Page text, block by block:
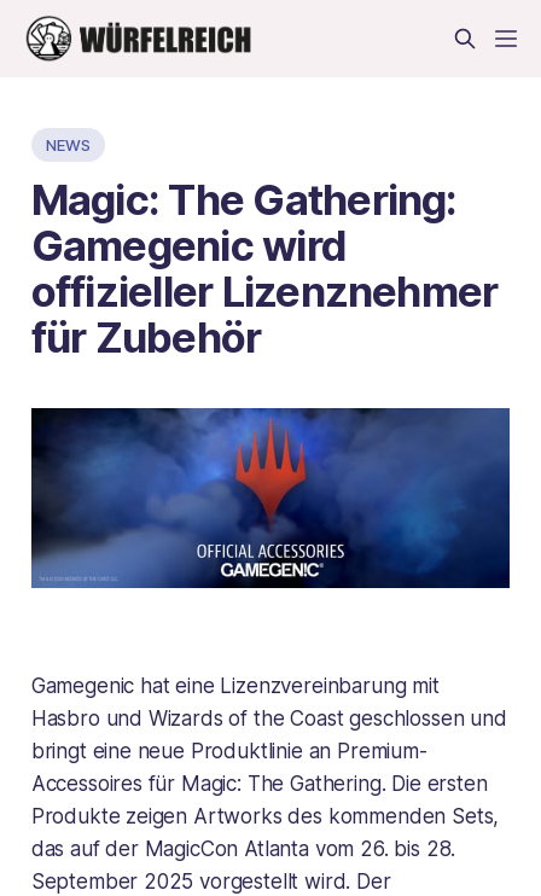
NEWS
Magic: The Gathering:
Gamegenic wird
offizieller Lizenznehmer
für Zubehör
Gamegenic hat eine Lizenzvereinbarung mit
Hasbro und Wizards of the Coast geschlossen und
bringt eine neue Produktlinie an Premium-
Accessoires für Magic: The Gathering. Die ersten
Produkte zeigen Artworks des kommenden Sets,
das auf der MagicCon Atlanta vom 26. bis 28.
September 2025 vorgestellt wird. Der